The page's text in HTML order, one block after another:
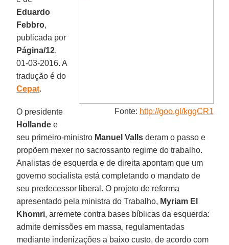
Fonte: http://goo.gl/kggCR1
Eduardo
Febbro,
publicada por
Página/12,
01-03-2016. A
tradução é do
Cepat.
O presidente
Hollande e
seu primeiro-ministro Manuel Valls deram o passo e
propõem mexer no sacrossanto regime do trabalho.
Analistas de esquerda e de direita apontam que um
governo socialista está completando o mandato de
seu predecessor liberal. O projeto de reforma
apresentado pela ministra do Trabalho, Myriam El
Khomri, arremete contra bases bíblicas da esquerda:
admite demissões em massa, regulamentadas
mediante indenizações a baixo custo, de acordo com